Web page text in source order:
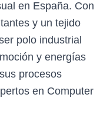
en España. Con
y un tejido
polo industrial
y energías
procesos
en Computer